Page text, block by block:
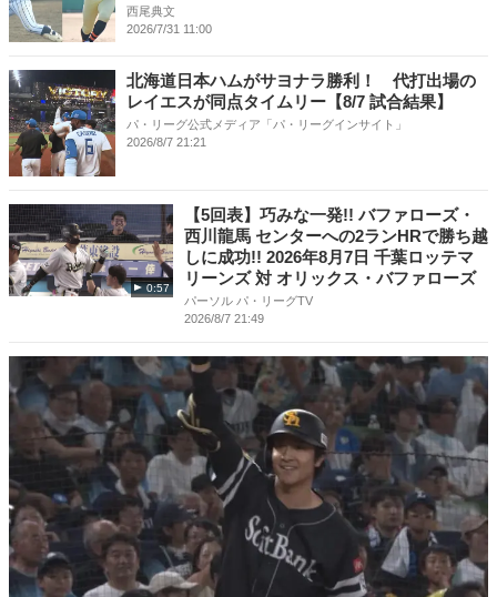
西尾典文
2026/7/31 11:00
北海道日本ハムがサヨナラ勝利！ 代打出場の
レイエスが同点タイムリー【8/7 試合結果】
パ・リーグ公式メディア「パ・リーグインサイト」
2026/8/7 21:21
0:57
【5回表】巧みな一発!! バファローズ・
西川龍馬 センターへの2ランHRで勝ち越
しに成功!! 2026年8月7日 千葉ロッテマ
リーンズ 対 オリックス・バファローズ
パーソル パ・リーグTV
2026/8/7 21:49